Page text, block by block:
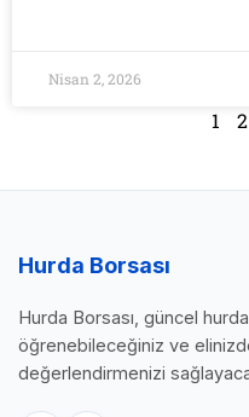
Nisan 2, 2026
1 2
Hurda Borsası
Hurda Borsası, güncel
öğrenebileceğiniz ve
değerlendirmenizi